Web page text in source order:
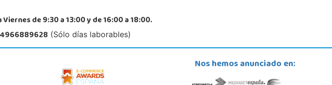
Viernes de 9:30 a 13:00 y de 16:00 a 18:00.
(Sólo días laborables)
Nos hemos anunciado en: